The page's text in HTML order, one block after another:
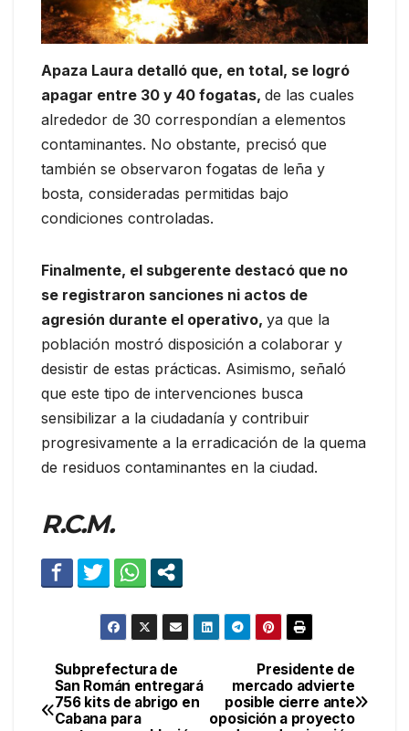
Apaza Laura detalló que, en total, se logró
apagar entre 30 y 40 fogatas, de las cuales
alrededor de 30 correspondían a elementos
contaminantes. No obstante, precisó que
también se observaron fogatas de leña y
bosta, consideradas permitidas bajo
condiciones controladas.
Finalmente, el subgerente destacó que no
se registraron sanciones ni actos de
agresión durante el operativo, ya que la
población mostró disposición a colaborar y
desistir de estas prácticas. Asimismo, señaló
que este tipo de intervenciones busca
sensibilizar a la ciudadanía y contribuir
progresivamente a la erradicación de la quema
de residuos contaminantes en la ciudad.
R.C.M.
Navegación
de
Presidente de
mercado advierte
posible cierre ante
oposición a proyecto
Subprefectura de
San Román entregará
756 kits de abrigo en
Cabana para